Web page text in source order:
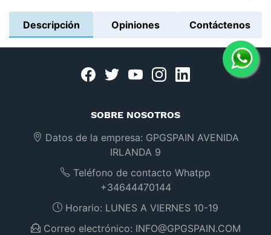
Descripción Opiniones Contáctenos
Facebook
twitteryoutubeinstagram
SOBRE NOSOTROS
Datos de la empresa: GPGSPAIN AVENIDA
IRLANDA 9
Teléfono de contacto Whatpp
+34644470144
Horario: LUNES A VIERNES 10-19
Correo electrónico: INFO@GPGSPAIN.COM